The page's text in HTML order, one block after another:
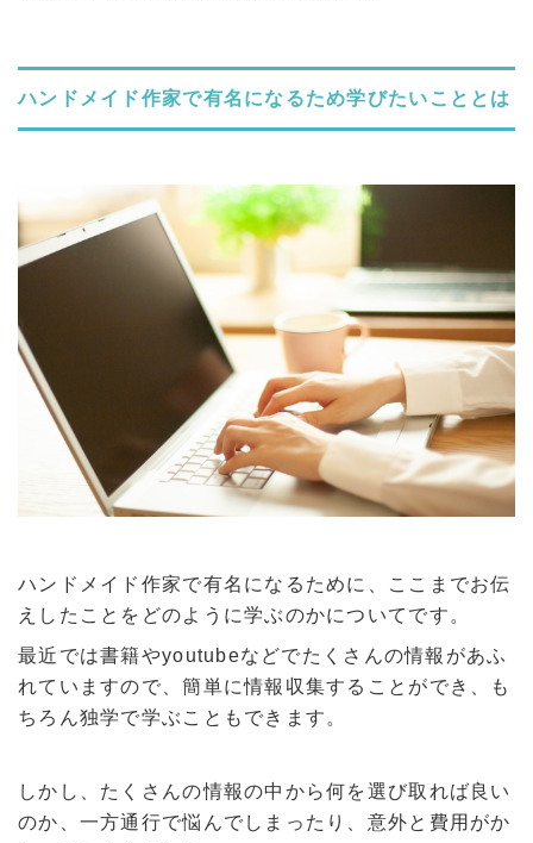
ハンドメイド作家で有名になるため学びたいこととは
ハンドメイド作家で有名になるために、ここまでお伝
えしたことをどのように学ぶのかについてです。
最近では書籍やyoutubeなどでたくさんの情報があふ
れていますので、簡単に情報収集することができ、も
ちろん独学で学ぶこともできます。
しかし、たくさんの情報の中から何を選び取れば良い
のか、一方通行で悩んでしまったり、意外と費用がか